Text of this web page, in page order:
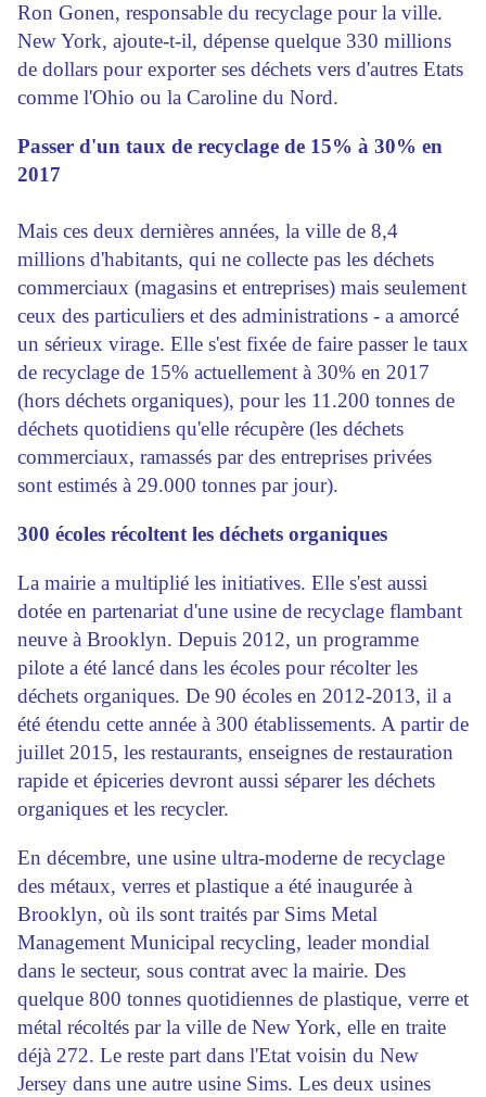
Ron Gonen, responsable du recyclage pour la ville.
New York, ajoute-t-il, dépense quelque 330 millions
de dollars pour exporter ses déchets vers d'autres Etats
comme l'Ohio ou la Caroline du Nord.
Passer d'un taux de recyclage de 15% à 30% en
2017
Mais ces deux dernières années, la ville de 8,4
millions d'habitants, qui ne collecte pas les déchets
commerciaux (magasins et entreprises) mais seulement
ceux des particuliers et des administrations - a amorcé
un sérieux virage. Elle s'est fixée de faire passer le taux
de recyclage de 15% actuellement à 30% en 2017
(hors déchets organiques), pour les 11.200 tonnes de
déchets quotidiens qu'elle récupère (les déchets
commerciaux, ramassés par des entreprises privées
sont estimés à 29.000 tonnes par jour).
300 écoles récoltent les déchets organiques
La mairie a multiplié les initiatives. Elle s'est aussi
dotée en partenariat d'une usine de recyclage flambant
neuve à Brooklyn. Depuis 2012, un programme
pilote a été lancé dans les écoles pour récolter les
déchets organiques. De 90 écoles en 2012-2013, il a
été étendu cette année à 300 établissements. A partir de
juillet 2015, les restaurants, enseignes de restauration
rapide et épiceries devront aussi séparer les déchets
organiques et les recycler.
En décembre, une usine ultra-moderne de recyclage
des métaux, verres et plastique a été inaugurée à
Brooklyn, où ils sont traités par Sims Metal
Management Municipal recycling, leader mondial
dans le secteur, sous contrat avec la mairie. Des
quelque 800 tonnes quotidiennes de plastique, verre et
métal récoltés par la ville de New York, elle en traite
déjà 272. Le reste part dans l'Etat voisin du New
Jersey dans une autre usine Sims. Les deux usines